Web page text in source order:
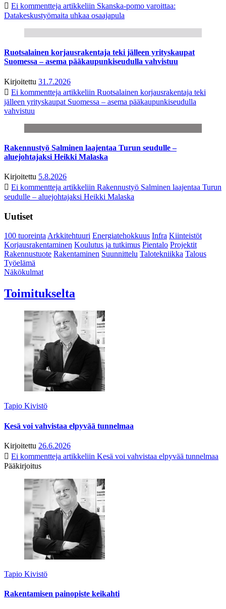
Ei kommentteja artikkeliin Skanska-pomo varoittaa:
Datakeskustyömaita uhkaa osaajapula
Ruotsalainen korjausrakentaja teki jälleen yrityskaupat
Suomessa – asema pääkaupunkiseudulla vahvistuu
Kirjoitettu 31.7.2026
Ei kommentteja artikkeliin Ruotsalainen korjausrakentaja teki
jälleen yrityskaupat Suomessa – asema pääkaupunkiseudulla
vahvistuu
Rakennustyö Salminen laajentaa Turun seudulle –
aluejohtajaksi Heikki Malaska
Kirjoitettu 5.8.2026
Ei kommentteja artikkeliin Rakennustyö Salminen laajentaa Turun
seudulle – aluejohtajaksi Heikki Malaska
Uutiset
100 tuoreintaArkkitehtuuri Energiatehokkuus Infra Kiinteistöt
Korjausrakentaminen Koulutus ja tutkimus Pientalo Projektit
Rakennustuote Rakentaminen Suunnittelu Talotekniikka Talous
Työelämä
Näkökulmat
Toimitukselta
Tapio Kivistö
Kesä voi vahvistaa elpyvää tunnelmaa
Kirjoitettu 26.6.2026
Ei kommentteja artikkeliin Kesä voi vahvistaa elpyvää tunnelmaa
Pääkirjoitus
Tapio Kivistö
Rakentamisen painopiste keikahti